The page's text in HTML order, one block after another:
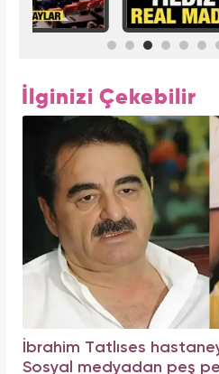
İlginizi Çekebilir
İbrahim Tatlıses
Sosyal medyadan peş